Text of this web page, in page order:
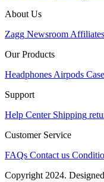
About Us
Zagg Newsroom Affiliates
Our Products
Headphones Airpods
Support
Help Center Shipping
Customer Service
FAQs Contact us
Copyright 2024.